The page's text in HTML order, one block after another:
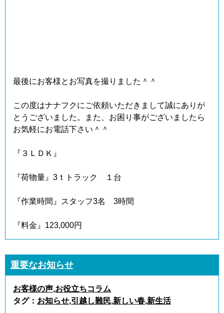
最後にお客様とお写真を撮りました＾＾
この度はナナフクにご依頼いただきまして誠にありが
とうございました。また、お困り事がございましたら
お気軽にお電話下さい＾＾
『３ＬＤＫ』
『荷物量』3ｔトラック １台
『作業時間』スタッフ3名 3時間
『料金』123,000円
重要なお知らせ
お客様の声,お役立ちコラム
タグ： お知らせ,引越し難民,新しい春,新生活